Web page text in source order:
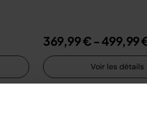
369,99 € - 499,99
Voir les détails